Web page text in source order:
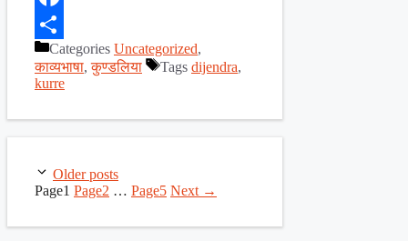
Facebook
ShareCategories Uncategorized,
काव्यभाषा,कुण्डलिया Tags dijendra,
kurre
Older posts
Page1 Page2 … Page5 Next →